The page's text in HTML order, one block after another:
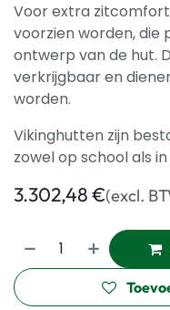
Voor extra
voorzien worden, die
ontwerp van de hut.
verkrijgbaar en
worden.
Vikinghutten zijn
zowel op school als
3.302,48€(excl.